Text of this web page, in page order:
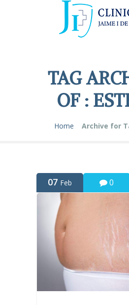
TAG
OF :
Home Archive for
07 Feb 0